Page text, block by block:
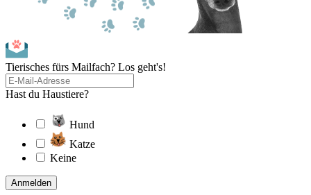
Tierisches fürs Mailfach? Los geht's!
Hast du Haustiere?
Hund
Katze
Keine
Anmelden